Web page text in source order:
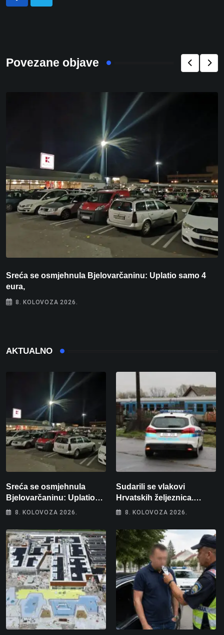
Povezane objave
Sreća se osmjehnula Bjelovarčaninu: Uplatio samo 4
eura,
8. KOLOVOZA 2026.
AKTUALNO
Sreća se osmjehnula
Bjelovarčaninu: Uplatio
samo 4 eura, a osvojio
8. KOLOVOZA 2026.
Sudarili se vlakovi
Hrvatskih željeznica.
Šestero osoba teško
intenzivnoj
8. KOLOVOZA 2026.